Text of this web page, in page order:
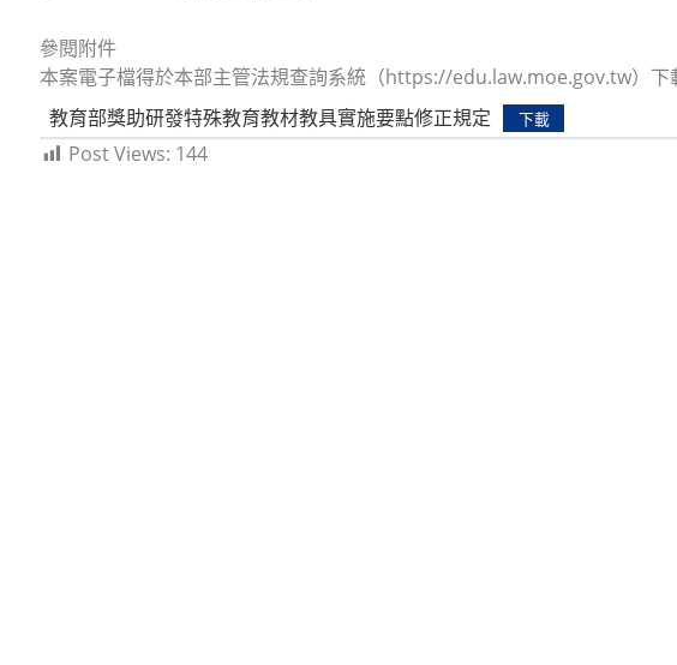
參閱附件
本案電子檔得於本部主管法規查詢系統（https://edu.law.moe.gov.tw）下
教育部獎助研發特殊教育教材教具實施要點修正規定
下載
Post Views: 144